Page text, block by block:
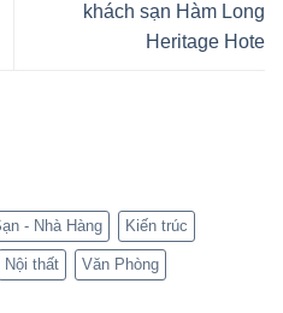
khách sạn Hàm Long
Heritage Hote
- Nhà Hàng Kiến trúc
Nội thất Văn Phòng